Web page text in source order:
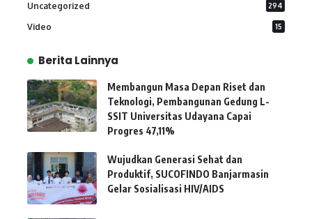
Uncategorized 294
Video 15
Berita Lainnya
Membangun Masa Depan Riset dan
Teknologi, Pembangunan Gedung L-
SSIT Universitas Udayana Capai
Progres 47,11%
Wujudkan Generasi Sehat dan
Produktif, SUCOFINDO Banjarmasin
Gelar Sosialisasi HIV/AIDS